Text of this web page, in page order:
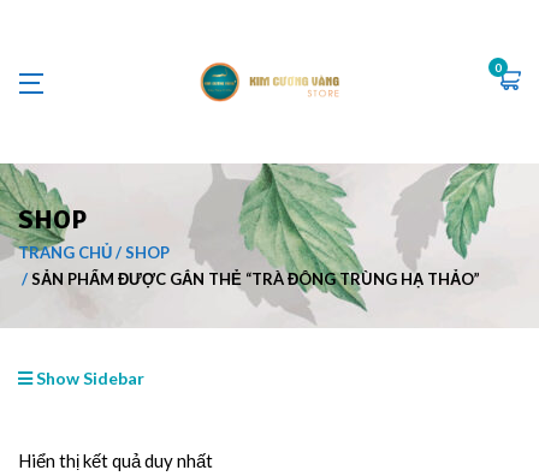
0
SHOP
TRANG CHỦ
SHOP
SẢN PHẨM ĐƯỢC GẮN THẺ “TRÀ ĐÔNG TRÙNG HẠ THẢO”
Show Sidebar
Hiển thị kết quả duy nhất